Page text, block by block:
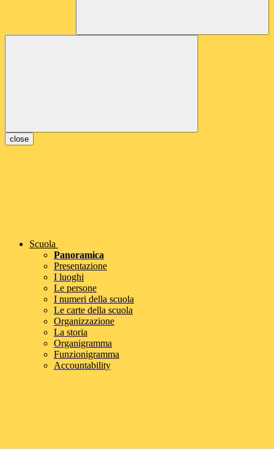
close
Scuola
Panoramica
Presentazione
I luoghi
Le persone
I numeri della scuola
Le carte della scuola
Organizzazione
La storia
Organigramma
Funzionigramma
Accountability